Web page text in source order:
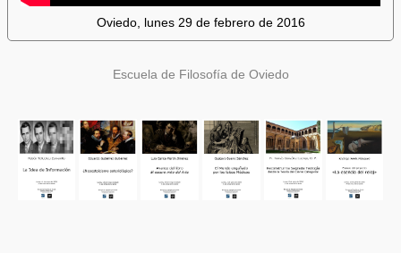
Oviedo, lunes 29 de febrero de 2016
Escuela de Filosofía de Oviedo